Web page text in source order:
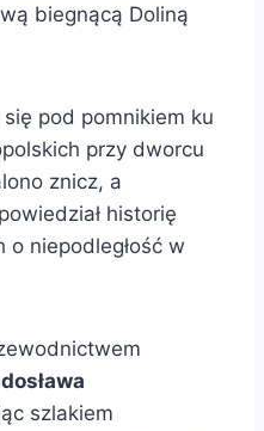
biegnącą Doliną
pod pomnikiem ku
przy dworcu
znicz, a
historię
niepodległość w
szlakiem